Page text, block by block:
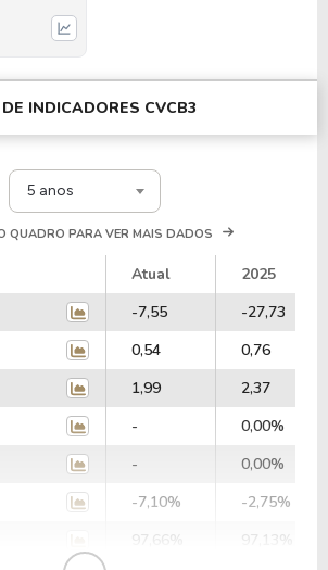
INDICADORES CVCB3
5 anos
QUADRO PARA VER MAIS DADOS
Atual
2025
-7,55
-27,73
0,54
0,76
1,99
2,37
-
0,00%
-
0,00%
-7,10%
-2,75%
97,66%
97,13%